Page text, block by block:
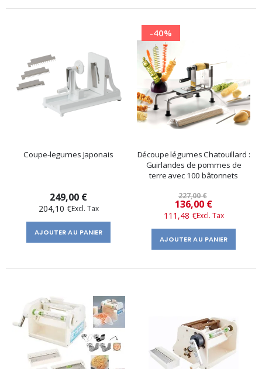
Coupe-legumes Japonais
249,00 €
204,10 €
AJOUTER AU PANIER
-40%
Découpe légumes Chatouillard :
Guirlandes de pommes de
terre avec 100 bâtonnets
227,00 €
Prix
spécial
136,00 €
111,48 €
AJOUTER AU PANIER